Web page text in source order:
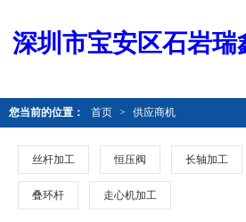
深圳市宝安区石岩瑞
您当前的位置： 首页 > 供应商机
丝杆加工 恒压阀 长轴加工
叠环杆 走心机加工